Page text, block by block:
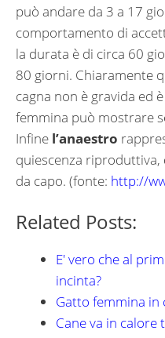
può andare da 3 a 17
comportamento di
la durata è di circa 60
80 giorni. Chiaramente
cagna non è gravida ed
femmina può mostrare
Infine l’anaestro
quiescenza
da capo. (fonte: http://
Related Posts:
E' vero che al
incinta?
Gatto femmina in
Cane va in calore